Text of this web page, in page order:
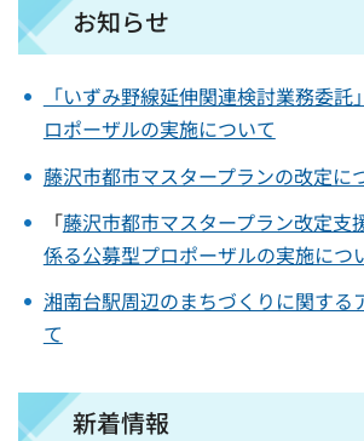
お知らせ
「いずみ野線延伸関連検討業務委
ロポーザルの実施について
藤沢市都市マスタープランの改定に
「藤沢市都市マスタープラン改定支
係る公募型プロポーザルの実施につ
湘南台駅周辺のまちづくりに関する
て
新着情報